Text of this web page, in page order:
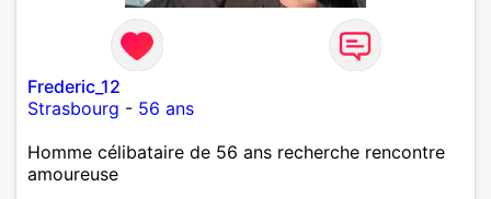
Frederic_12
Strasbourg - 56 ans
Homme célibataire de 56 ans recherche rencontre
amoureuse